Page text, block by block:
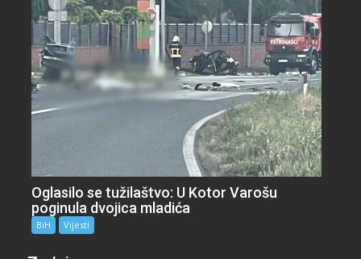
Oglasilo se tužilaštvo: U Kotor Varošu
poginula dvojica mladića
BiH Vijesti